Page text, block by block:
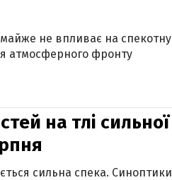
майже не впливає на спекотну
атмосферного фронту
на тлі сильної
сильна спека. Синоптики